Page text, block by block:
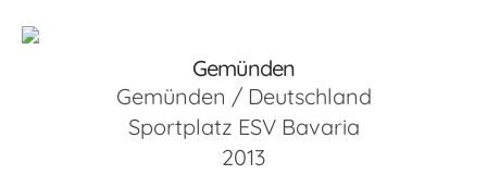
Gemünden
Gemünden / Deutschland
Sportplatz ESV Bavaria
2013